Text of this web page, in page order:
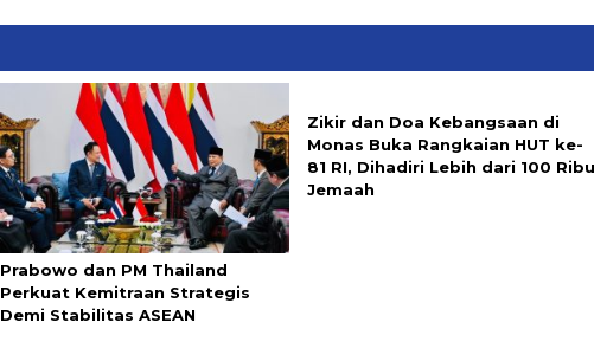
Prabowo dan PM Thailand
Perkuat Kemitraan Strategis
Demi Stabilitas ASEAN
Zikir dan Doa Kebangsaan di
Monas Buka Rangkaian HUT ke-
81 RI, Dihadiri Lebih dari 100 Ribu
Jemaah